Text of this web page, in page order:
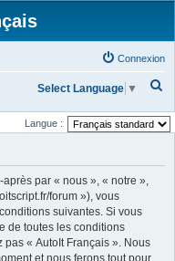
Connexion
c
Select Language ▼
Langue :
par « nous », « notre »,
forum »), vous
suivantes. Si vous
de toutes les conditions
pas « AutoIt Français ». Nous
et nous ferons tout pour